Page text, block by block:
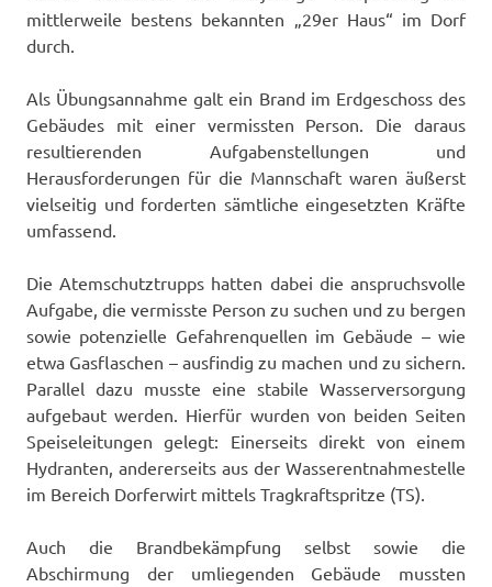
mittlerweile bestens bekannten „29er Haus“ im Dorf
durch.
Als Übungsannahme galt ein Brand im Erdgeschoss des
Gebäudes mit einer vermissten Person. Die daraus
resultierenden Aufgabenstellungen und
Herausforderungen für die Mannschaft waren äußerst
vielseitig und forderten sämtliche eingesetzten Kräfte
umfassend.
Die Atemschutztrupps hatten dabei die anspruchsvolle
Aufgabe, die vermisste Person zu suchen und zu bergen
sowie potenzielle Gefahrenquellen im Gebäude – wie
etwa Gasflaschen – ausfindig zu machen und zu sichern.
Parallel dazu musste eine stabile Wasserversorgung
aufgebaut werden. Hierfür wurden von beiden Seiten
Speiseleitungen gelegt: Einerseits direkt von einem
Hydranten, andererseits aus der Wasserentnahmestelle
im Bereich Dorferwirt mittels Tragkraftspritze (TS).
Auch die Brandbekämpfung selbst sowie die
Abschirmung der umliegenden Gebäude mussten